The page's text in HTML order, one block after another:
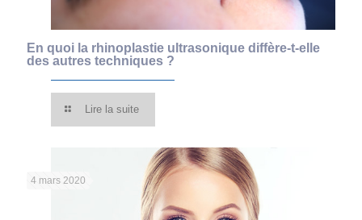
En quoi la rhinoplastie ultrasonique diffère-t-elle
des autres techniques ?
Lire la suite
4 mars 2020